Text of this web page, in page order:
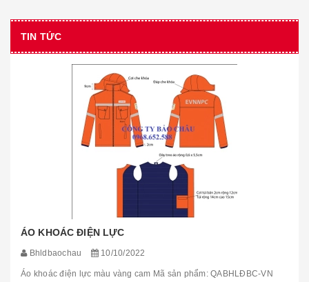
TIN TỨC
ÁO KHOÁC ĐIỆN LỰC
Bhldbaochau 10/10/2022
Áo khoác điện lực màu vàng cam Mã sản phẩm: QABHLĐBC-VN